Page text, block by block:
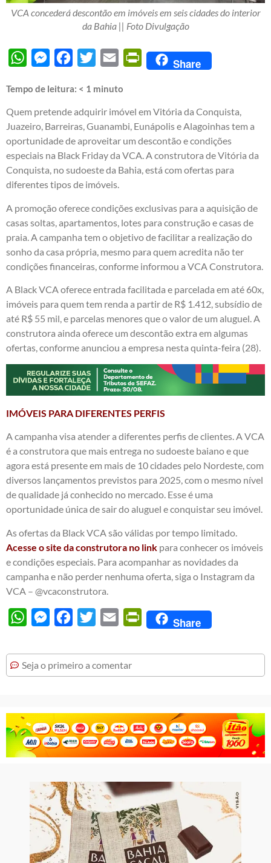
VCA concederá descontão em imóveis em seis cidades do interior
da Bahia || Foto Divulgação
WhatsAppMessengerFacebook
Twitter Email PrintFriendly
Share
Tempo de leitura: < 1 minuto
Quem pretende adquirir imóvel em Vitória da Conquista,
Juazeiro, Barreiras, Guanambi, Eunápolis e Alagoinhas tem a
oportunidade de aproveitar um descontão e condições
especiais na Black Friday da VCA. A construtora de Vitória da
Conquista, no sudoeste da Bahia, está com ofertas para
diferentes tipos de imóveis.
A promoção oferece condições exclusivas para a aquisição de
casas soltas, apartamentos, lotes para construção e casas de
praia. A campanha tem o objetivo de facilitar a realização do
sonho da casa própria, mesmo para quem acredita não ter
condições financeiras, conforme informou a VCA Construtora.
A Black VCA oferece entrada facilitada e parcelada em até 60x,
imóveis para quem tem renda a partir de R$ 1.412, subsídio de
até R$ 55 mil, e parcelas menores que o valor de um aluguel. A
construtora ainda oferece um descontão extra em algumas
ofertas, conforme anunciou a empresa nesta quinta-feira (28).
IMÓVEIS PARA DIFERENTES PERFIS
A campanha visa atender a diferentes perfis de clientes. A VCA
é a construtora que mais entrega no sudoeste baiano e que
agora está presente em mais de 10 cidades pelo Nordeste, com
diversos lançamentos previstos para 2025, com o mesmo nível
de qualidade já conhecido no mercado. Esse é uma
oportunidade única de sair do aluguel e conquistar seu imóvel.
As ofertas da Black VCA são válidas por tempo limitado.
Acesse o site da construtora no link para conhecer os imóveis
e condições especiais. Para acompanhar as novidades da
campanha e não perder nenhuma oferta, siga o Instagram da
VCA – @vcaconstrutora.
WhatsAppMessengerFacebook
Twitter Email PrintFriendly
Share
Seja o primeiro a comentar